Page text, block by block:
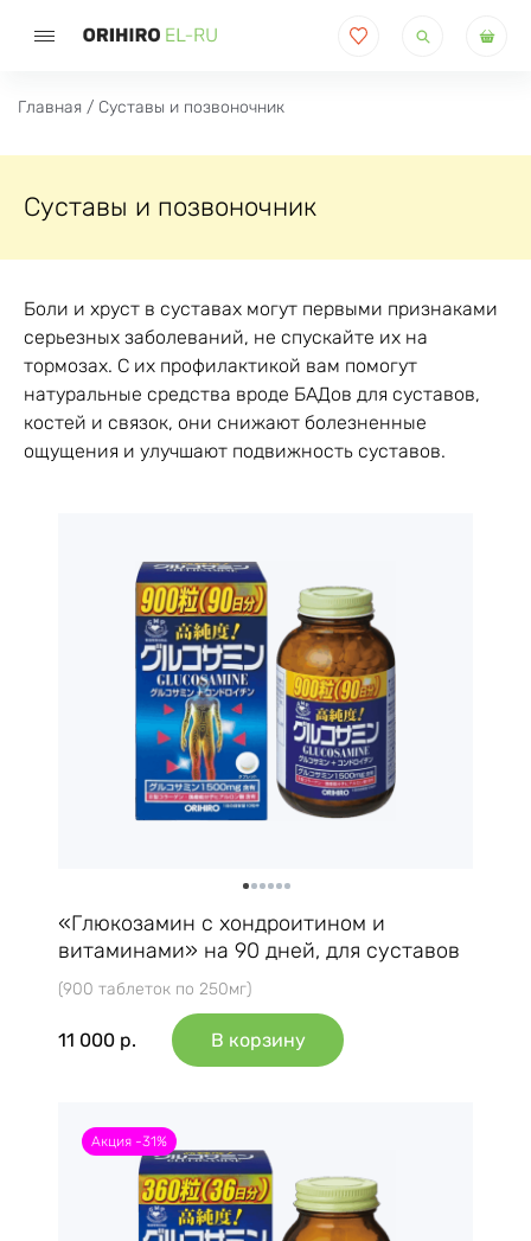
товаров
Главная / Суставы и позвоночник
Суставы и позвоночник
Боли и хруст в суставах могут первыми признаками
серьезных заболеваний, не спускайте их на
тормозах. С их профилактикой вам помогут
натуральные средства вроде БАДов для суставов,
костей и связок, они снижают болезненные
ощущения и улучшают подвижность суставов.
«Глюкозамин с хондроитином и
витаминами» на 90 дней, для суставов
(900 таблеток по 250мг)
11 000 р. В корзину
Акция -31%